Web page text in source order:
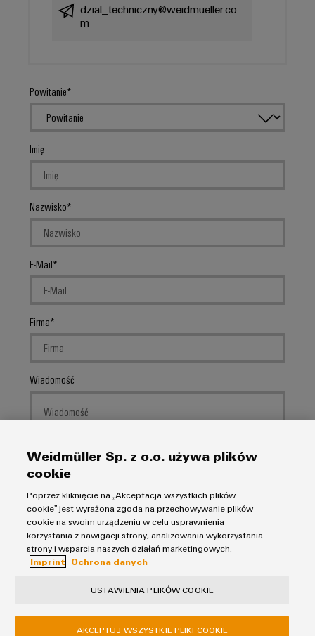
dzial_techniczny@weidmueller.co
m
Powitanie
Imię
Nazwisko
E-Mail
Firma
Wiadomość
I would like to be called back
Zapoznałem/am się zpolityką prywatnościi zawartymi w
niej klauzulami informacyjnymi
* Pola wymagane
Weidmüller Sp. z o.o. używa plików
cookie
Poprzez kliknięcie na „Akceptacja wszystkich plików
cookie” jest wyrażona zgoda na przechowywanie plików
cookie na swoim urządzeniu w celu usprawnienia
korzystania z nawigacji strony, analizowania wykorzystania
strony i wsparcia naszych działań marketingowych.
Imprint
Ochrona danych
USTAWIENIA PLIKÓW COOKIE
AKCEPTUJ WSZYSTKIE PLIKI COOKIE